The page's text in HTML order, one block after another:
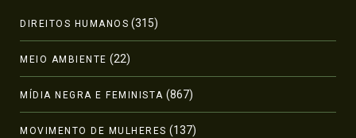
DIREITOS HUMANOS (315)
MEIO AMBIENTE (22)
MÍDIA NEGRA E FEMINISTA (867)
MOVIMENTO DE MULHERES (137)